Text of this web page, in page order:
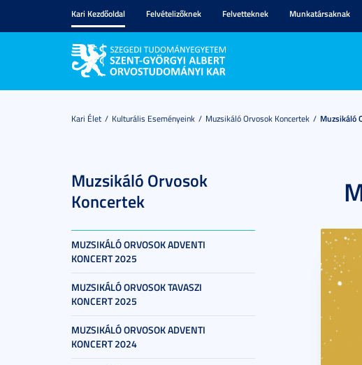
Kari Kezdőoldal Felvételizőknek Felvetteknek Munkatársaknak
Kari Élet Kulturális Eseményeink Muzsikáló Orvosok Koncertek Muzsikáló
Muzsikáló Orvosok
Koncertek
MUZSIKÁLÓ ORVOSOK ADVENTI
KONCERT 2025
MUZSIKÁLÓ ORVOSOK TAVASZI
KONCERT 2025
MUZSIKÁLÓ ORVOSOK ADVENTI
KONCERT 2024